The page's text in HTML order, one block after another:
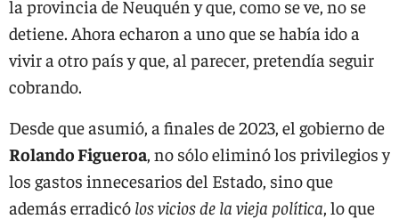
la provincia de Neuquén y que, como se ve, no se
detiene. Ahora echaron a uno que se había ido a
vivir a otro país y que, al parecer, pretendía seguir
cobrando.
Desde que asumió, a finales de 2023, el gobierno de
Rolando Figueroa, no sólo eliminó los privilegios y
los gastos innecesarios del Estado, sino que
además erradicó los vicios de la vieja política, lo que